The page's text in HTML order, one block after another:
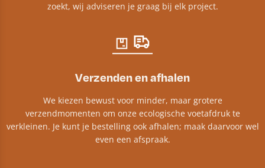
zoekt, wij adviseren je graag bij elk project.​
Verzenden en afhalen
We kiezen bewust voor minder, maar grotere
verzendmomenten om onze ecologische voetafdruk te
verkleinen. Je kunt je bestelling ook afhalen; maak daarvoor wel
even een afspraak.